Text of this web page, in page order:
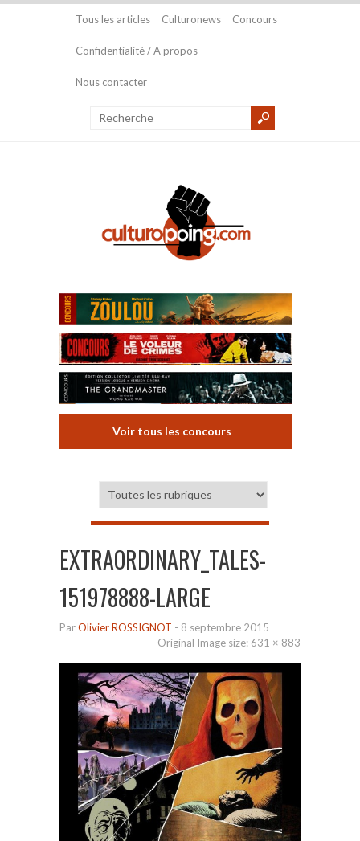
Tous les articles Culturonews Concours
Confidentialité / A propos
Nous contacter
Voir tous les concours
EXTRAORDINARY_TALES-
151978888-LARGE
ParOlivier ROSSIGNOT - 8 septembre 2015
Original Image size: 631 × 883